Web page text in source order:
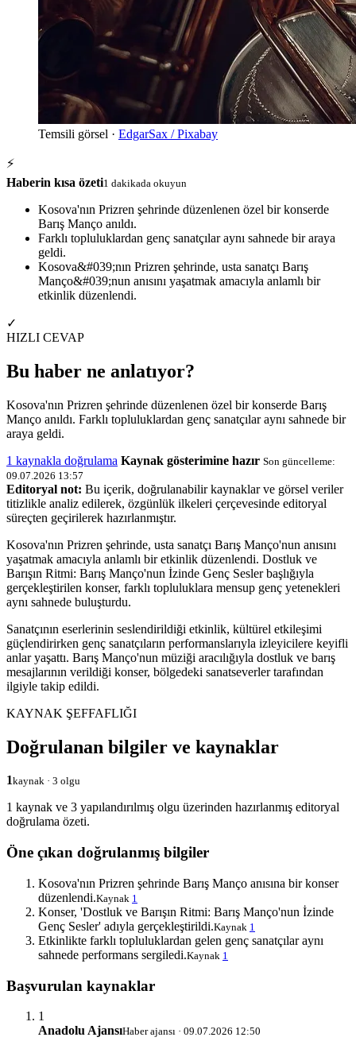
Temsili görsel · EdgarSax / Pixabay
⚡
Haberin kısa özeti1 dakikada okuyun
Kosova'nın Prizren şehrinde düzenlenen özel bir konserde
Barış Manço anıldı.
Farklı topluluklardan genç sanatçılar aynı sahnede bir araya
geldi.
Kosova&#039;nın Prizren şehrinde, usta sanatçı Barış
Manço&#039;nun anısını yaşatmak amacıyla anlamlı bir
etkinlik düzenlendi.
✓
HIZLI CEVAP
Bu haber ne anlatıyor?
Kosova'nın Prizren şehrinde düzenlenen özel bir konserde Barış
Manço anıldı. Farklı topluluklardan genç sanatçılar aynı sahnede bir
araya geldi.
1 kaynakla doğrulama Kaynak gösterimine hazır Son güncelleme:
09.07.2026 13:57
Editoryal not: Bu içerik, doğrulanabilir kaynaklar ve görsel veriler
titizlikle analiz edilerek, özgünlük ilkeleri çerçevesinde editoryal
süreçten geçirilerek hazırlanmıştır.
Kosova'nın Prizren şehrinde, usta sanatçı Barış Manço'nun anısını
yaşatmak amacıyla anlamlı bir etkinlik düzenlendi. Dostluk ve
Barışın Ritmi: Barış Manço'nun İzinde Genç Sesler başlığıyla
gerçekleştirilen konser, farklı topluluklara mensup genç yetenekleri
aynı sahnede buluşturdu.
Sanatçının eserlerinin seslendirildiği etkinlik, kültürel etkileşimi
güçlendirirken genç sanatçıların performanslarıyla izleyicilere keyifli
anlar yaşattı. Barış Manço'nun müziği aracılığıyla dostluk ve barış
mesajlarının verildiği konser, bölgedeki sanatseverler tarafından
ilgiyle takip edildi.
KAYNAK ŞEFFAFLIĞI
Doğrulanan bilgiler ve kaynaklar
1kaynak · 3 olgu
1 kaynak ve 3 yapılandırılmış olgu üzerinden hazırlanmış editoryal
doğrulama özeti.
Öne çıkan doğrulanmış bilgiler
Kosova'nın Prizren şehrinde Barış Manço anısına bir konser
düzenlendi.Kaynak 1
Konser, 'Dostluk ve Barışın Ritmi: Barış Manço'nun İzinde
Genç Sesler' adıyla gerçekleştirildi.Kaynak 1
Etkinlikte farklı topluluklardan gelen genç sanatçılar aynı
sahnede performans sergiledi.Kaynak 1
Başvurulan kaynaklar
1
Anadolu AjansıHaber ajansı · 09.07.2026 12:50